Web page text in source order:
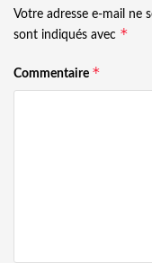
Votre adresse e-mail ne
sont indiqués avec *
Commentaire *